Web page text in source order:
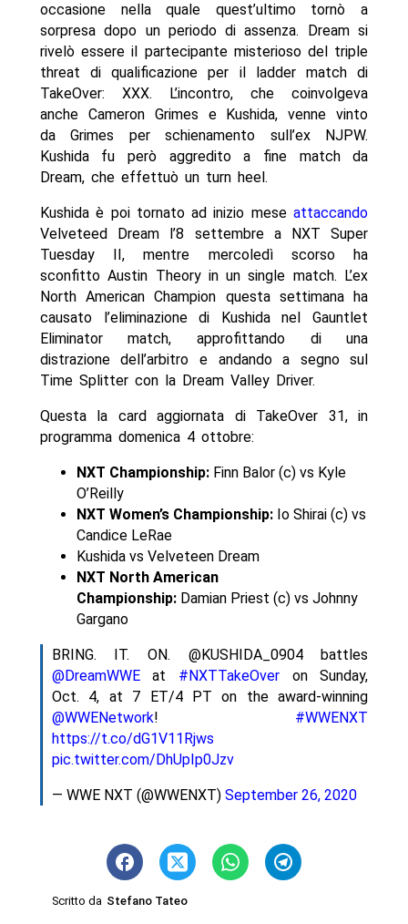
occasione nella quale quest’ultimo tornò a
sorpresa dopo un periodo di assenza. Dream si
rivelò essere il partecipante misterioso del triple
threat di qualificazione per il ladder match di
TakeOver: XXX. L’incontro, che coinvolgeva
anche Cameron Grimes e Kushida, venne vinto
da Grimes per schienamento sull’ex NJPW.
Kushida fu però aggredito a fine match da
Dream, che effettuò un turn heel.
Kushida è poi tornato ad inizio meseattaccando
Velveteed Dream l’8 settembre a NXT Super
Tuesday II, mentre mercoledì scorso ha
sconfitto Austin Theory in un single match. L’ex
North American Champion questa settimana ha
causato l’eliminazione di Kushida nel Gauntlet
Eliminator match, approfittando di una
distrazione dell’arbitro e andando a segno sul
Time Splitter con la Dream Valley Driver.
Questa la card aggiornata di TakeOver 31, in
programma domenica 4 ottobre:
NXT Championship: Finn Balor (c) vs Kyle
O’Reilly
NXT Women’s Championship: Io Shirai (c) vs
Candice LeRae
Kushida vs Velveteen Dream
NXT North American
Championship: Damian Priest (c) vs Johnny
Gargano
BRING. IT. ON. @KUSHIDA_0904 battles
@DreamWWEat #NXTTakeOver on Sunday,
Oct. 4, at 7 ET/4 PT on the award-winning
@WWENetwork! #WWENXT
https://t.co/dG1V11Rjws
pic.twitter.com/DhUpIp0Jzv
— WWE NXT (@WWENXT) September 26, 2020
Scritto da Stefano Tateo